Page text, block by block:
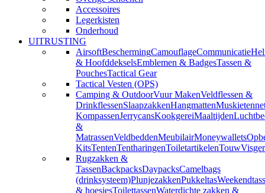
Accessoires
Legerkisten
Onderhoud
UITRUSTING
AirsoftBeschermingCamouflageCommunicatie
& HoofddekselsEmblemen & BadgesTassen &
PouchesTactical Gear
Tactical Vesten (OPS)
Camping & OutdoorVuur MakenVeldflessen &
DrinkflessenSlaapzakkenHangmatten
KompassenJerrycansKookgereiMaaltijden
&
MatrassenVeldbeddenMeubilairMoneywallets
KitsTentenTentharingenToiletartikelenTouw
Rugzakken &
TassenBackpacksDaypacksCamelbags
(drinksysteem)PlunjezakkenPukkeltas
& hoesjesToilettassenWaterdichte zakken &